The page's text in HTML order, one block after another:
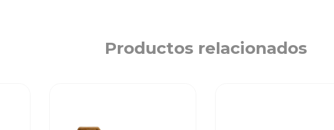
Productos relacionados